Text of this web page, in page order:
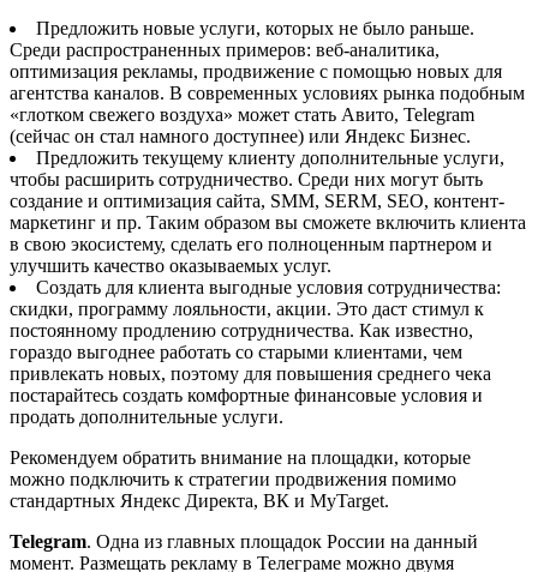
Предложить новые услуги, которых не было раньше.
Среди распространенных примеров: веб-аналитика,
оптимизация рекламы, продвижение с помощью новых для
агентства каналов. В современных условиях рынка подобным
«глотком свежего воздуха» может стать Авито, Telegram
(сейчас он стал намного доступнее) или Яндекс Бизнес.
Предложить текущему клиенту дополнительные услуги,
чтобы расширить сотрудничество. Среди них могут быть
создание и оптимизация сайта, SMM, SERM, SEO, контент-
маркетинг и пр. Таким образом вы сможете включить клиента
в свою экосистему, сделать его полноценным партнером и
улучшить качество оказываемых услуг.
Создать для клиента выгодные условия сотрудничества:
скидки, программу лояльности, акции. Это даст стимул к
постоянному продлению сотрудничества. Как известно,
гораздо выгоднее работать со старыми клиентами, чем
привлекать новых, поэтому для повышения среднего чека
постарайтесь создать комфортные финансовые условия и
продать дополнительные услуги.
Рекомендуем обратить внимание на площадки, которые
можно подключить к стратегии продвижения помимо
стандартных Яндекс Директа, ВК и MyTarget.
Telegram. Одна из главных площадок России на данный
момент. Размещать рекламу в Телеграме можно двумя